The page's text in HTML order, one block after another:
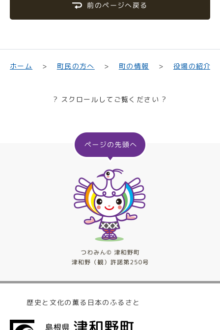
前のページへ戻る
ホーム 町民の方へ 町の情報 役場の紹介
? スクロールしてご覧ください ?
歴史と文化の薫る日本のふるさと